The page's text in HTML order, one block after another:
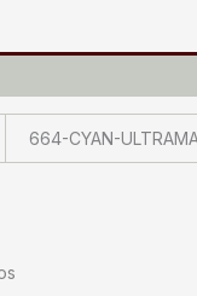
664-CYAN-